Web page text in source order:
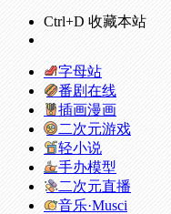
Ctrl+D 收藏本站
字母站
番剧在线
插画漫画
二次元游戏
轻小说
手办模型
二次元直播
音乐·Musci